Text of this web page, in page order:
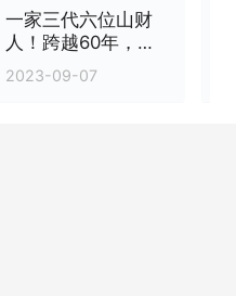
一家三代六位山财
人！跨越60年，他
和爷爷成了隔代校
友
2023-09-07